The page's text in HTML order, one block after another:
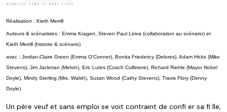
Réalisation : Kieth Merrill
Auteurs & scénaristes : Emma Kragen Steven Paul Leiva (collaboration au scénario) et
Kieth Merrill (histoire & scénario)
avec : Jordan-Claire Green (Emma O'Conner), Bonita Friedericy (Delores), Adam Hicks (Mike
Stevens), Jim Jackman (Melvin), Eric Lutes (Coach Cullimore), Richard Riehle (Mayor Nobel
Doyle), Mindy Sterling (Mrs. Walsh), Susan Wood (Cathy Stevens), Travis Flory (Denny
Doyle)
Un père veuf et sans emploi se voit contraint de confi er sa fi lle,